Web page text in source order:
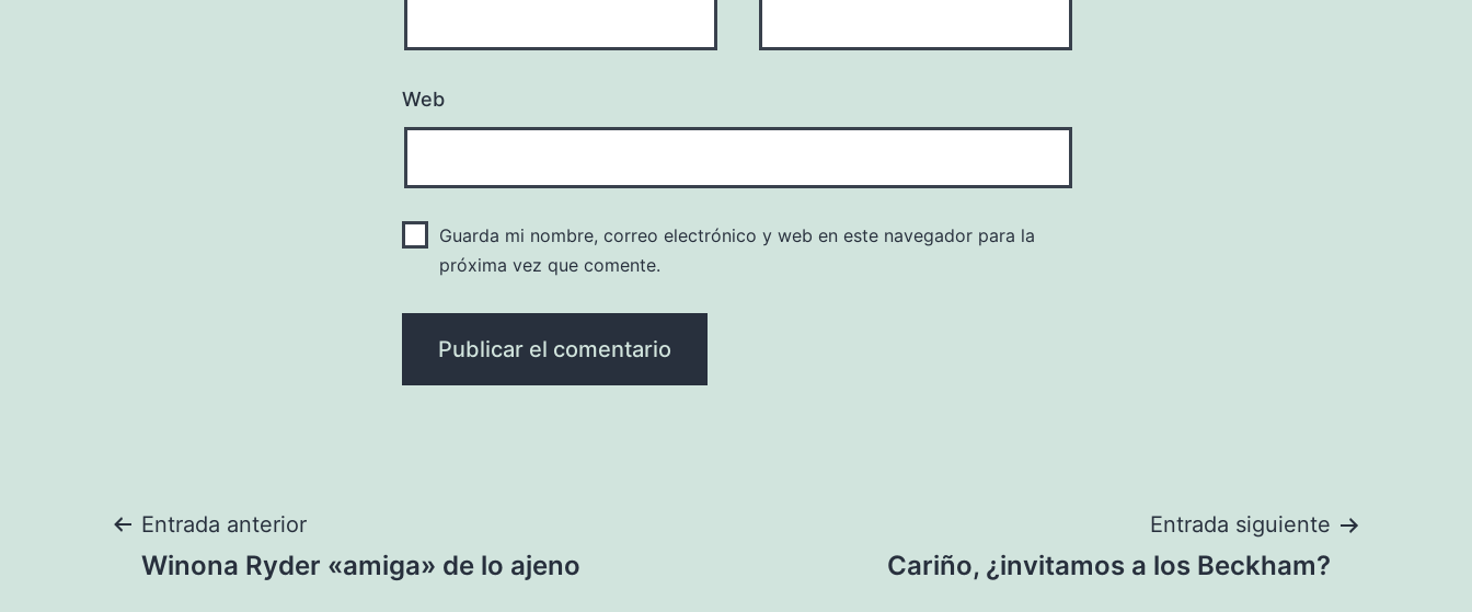
Web
Guarda mi nombre, correo electrónico y web en este navegador para la
próxima vez que comente.
Navegación
Entrada anterior
Winona Ryder «amiga» de lo ajeno
Entrada siguiente
Cariño, ¿invitamos a los Beckham?